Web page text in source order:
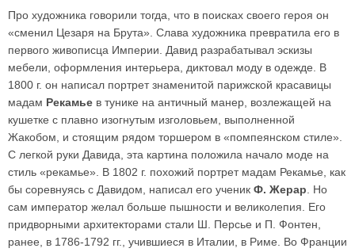
Про художника говорили тогда, что в поисках своего героя он
«сменил Цезаря на Брута». Слава художника превратила его в
первого живописца Империи. Давид разрабатывал эскизы
мебели, оформления интерьера, диктовал моду в одежде. В
1800 г. он написал портрет знаменитой парижской красавицы
мадам Рекамье в тунике на античный манер, возлежащей на
кушетке с плавно изогнутым изголовьем, выполненной
Жакобом, и стоящим рядом торшером в «помпеянском стиле».
С легкой руки Давида, эта картина положила начало моде на
стиль «рекамье». В 1802 г. похожий портрет мадам Рекамье, как
бы соревнуясь с Давидом, написал его ученик Ф. Жерар . Но
сам император желал больше пышности и великолепия. Его
придворными архитекторами стали Ш. Персье и П. Фонтен,
ранее, в 1786-1792 гг., учившиеся в Италии, в Риме. Во Франции